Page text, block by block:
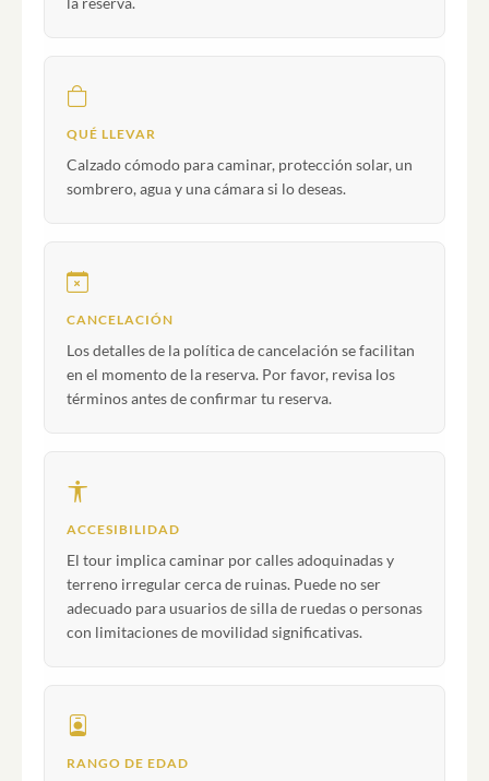
QUÉ LLEVAR
Calzado cómodo para caminar, protección solar, un
sombrero, agua y una cámara si lo deseas.
CANCELACIÓN
Los detalles de la política de cancelación se facilitan
en el momento de la reserva. Por favor, revisa los
términos antes de confirmar tu reserva.
ACCESIBILIDAD
El tour implica caminar por calles adoquinadas y
terreno irregular cerca de ruinas. Puede no ser
adecuado para usuarios de silla de ruedas o personas
con limitaciones de movilidad significativas.
RANGO DE EDAD